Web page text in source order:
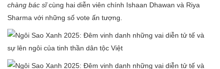
chàng bác sĩcùng hai diễn viên chính Ishaan Dhawan và Riya
Sharma với những số vote ấn tượng.